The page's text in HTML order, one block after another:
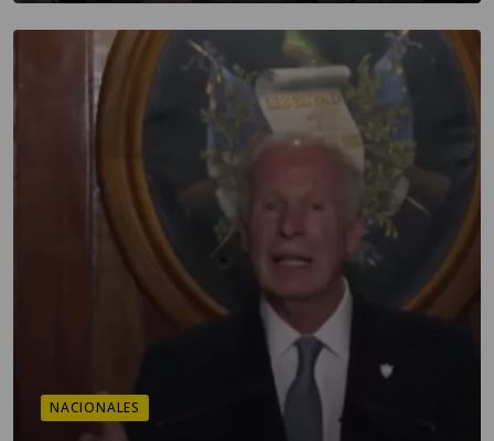
NACIONALES